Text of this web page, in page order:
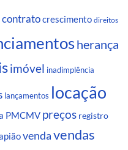
contratocrescimento direitos
herança
imóvel inadimplência
lançamentos locação
PMCMV preços registro
vendavendas